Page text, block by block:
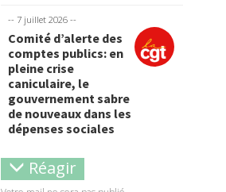
-- 7 juillet 2026 --
Comité d’alerte des
comptes publics: en
pleine crise
caniculaire, le
gouvernement sabre
de nouveaux dans les
dépenses sociales
Réagir